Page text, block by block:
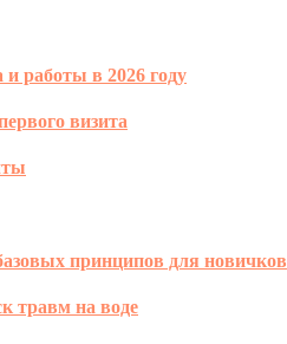
работы в 2026 году
визита
принципов для новичков
травм на воде